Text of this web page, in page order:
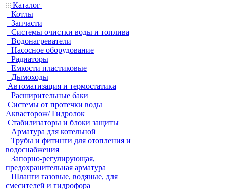
Каталог
Котлы
Запчасти
Системы очистки воды и топлива
Водонагреватели
Насосное оборудование
Радиаторы
Емкости пластиковые
Дымоходы
Автоматизация и термостатика
Расширительные баки
Системы от протечки воды
Аквасторож/ Гидролок
Стабилизаторы и блоки защиты
Арматура для котельной
Трубы и фитинги для отопления и
водоснабжения
Запорно-регулирующая,
предохранительная арматура
Шланги газовые, водяные, для
смесителей и гидрофора